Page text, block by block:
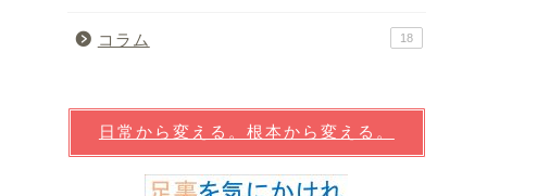
コラム 18
日常から変える。根本から変える。